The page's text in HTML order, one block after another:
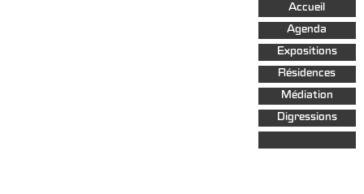
Aller au
contenu
principal
Accueil
Agenda
Expositions
Résidences
Médiation
Digressions